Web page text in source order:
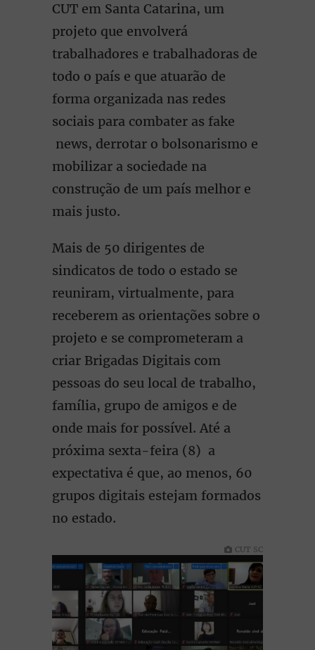
CUT em Santa Catarina, um
projeto que envolverá
trabalhadores e trabalhadoras de
todo o país e que atuarão de
forma organizada nas redes
sociais para combater as fake
news, derrotar o bolsonarismo e
mobilizar a sociedade na
construção de um país melhor e
mais justo.
Mais de 50 dirigentes de
sindicatos de todo o estado se
reuniram, virtualmente, para
receberem as orientações sobre o
projeto e se comprometeram a
criar Brigadas Digitais com
pessoas do seu local de trabalho,
família, grupo de amigos e de
onde mais for possível. Até a
próxima sexta-feira (8) a
expectativa é que, ao menos, 60
grupos digitais estejam formados
no estado.
CUT SC